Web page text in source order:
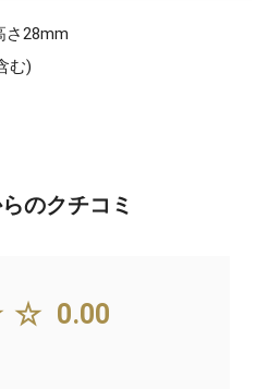
さ28mm
む)
のクチコミ
0.00